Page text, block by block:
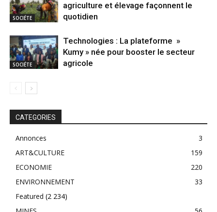
SOCIÉTE
agriculture et élevage façonnent le
quotidien
SOCIÉTE
Technologies : La plateforme »
Kumy » née pour booster le secteur
agricole
CATEGORIES
Annonces
3
ART&CULTURE
159
ECONOMIE
220
ENVIRONNEMENT
33
Featured (2 234)